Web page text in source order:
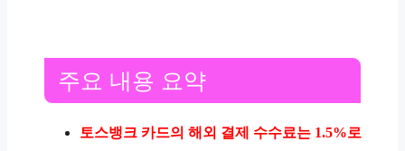
주요 내용 요약
토스뱅크 카드의 해외 결제 수수료는 1.5%로